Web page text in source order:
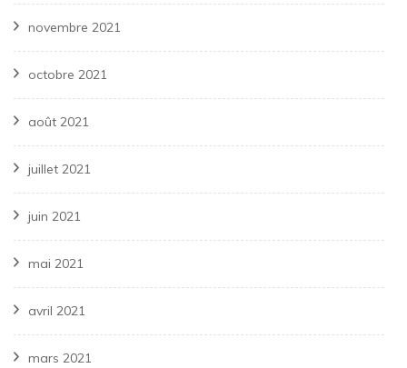
novembre 2021
octobre 2021
août 2021
juillet 2021
juin 2021
mai 2021
avril 2021
mars 2021